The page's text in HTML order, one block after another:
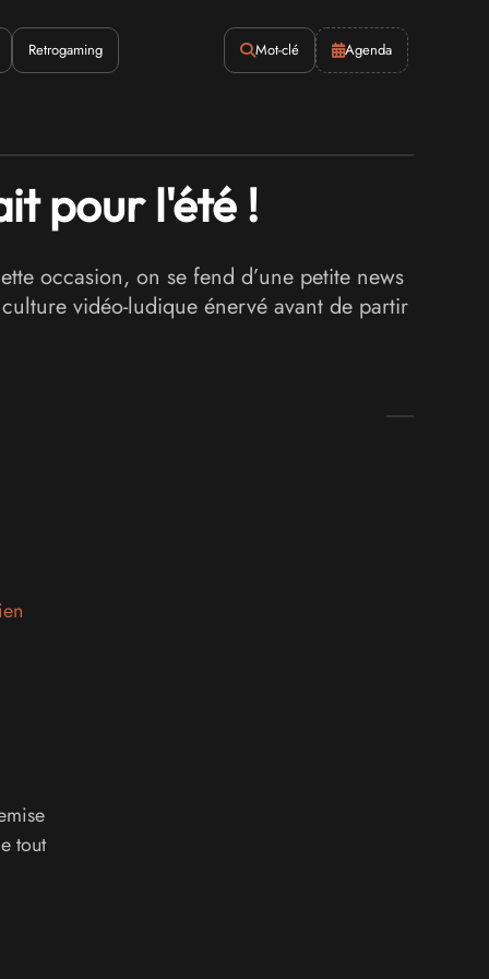
Retrogaming Mot-clé Agenda
pour l'été !
occasion, on se fend d’une petite news
vidéo-ludique énervé avant de partir
tout